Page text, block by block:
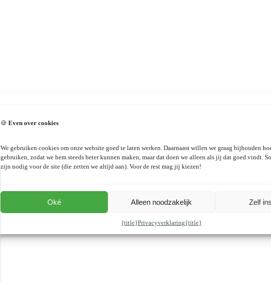
🍪 Even over cookies
We gebruiken cookies om onze website goed te laten werken. Daarnaast willen we graag bijhouden
gebruiken, zodat we hem steeds beter kunnen maken, maar dat doen we alleen als jij dat goed vindt.
zijn nodig voor de site (die zetten we altijd aan). Voor de rest mag jij kiezen!
Oké Alleen noodzakelijk Zelf
{title}Privacyverklaring{title}